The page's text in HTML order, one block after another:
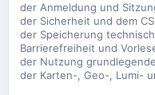
der Anmeldung und
der Sicherheit und dem
der Speicherung
Barrierefreiheit und
der Nutzung
der Karten-, Geo-, Lumi-